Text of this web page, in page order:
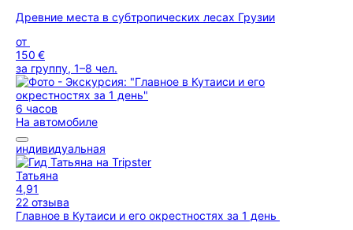
Древние места в субтропических лесах Грузии
от
150 €
за группу, 1–8 чел.
6 часов
На автомобиле
индивидуальная
Татьяна
4,91
22 отзыва
Главное в Кутаиси и его окрестностях за 1 день